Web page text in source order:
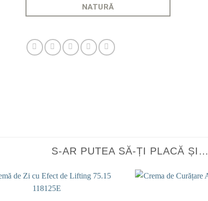
NATURĂ
S-AR PUTEA SĂ-ȚI PLACĂ ȘI…